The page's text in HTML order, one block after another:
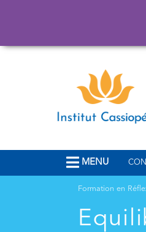
MENU
Formation en